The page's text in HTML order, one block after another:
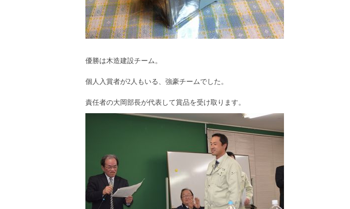
優勝は木造建設チーム。
個人入賞者が2人もいる、強豪チームでした。
責任者の大岡部長が代表して賞品を受け取ります。